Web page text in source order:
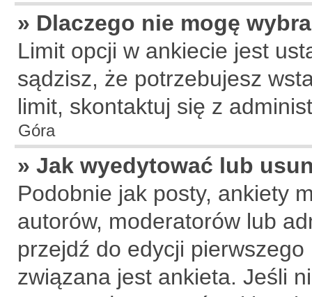
» Dlaczego nie mogę
Limit opcji w ankiecie jest
sądzisz, że potrzebujesz
limit, skontaktuj się z
Góra
» Jak wyedytować lub
Podobnie jak posty, ankiety
autorów, moderatorów lub
przejdź do edycji
związana jest ankieta. Jeśli